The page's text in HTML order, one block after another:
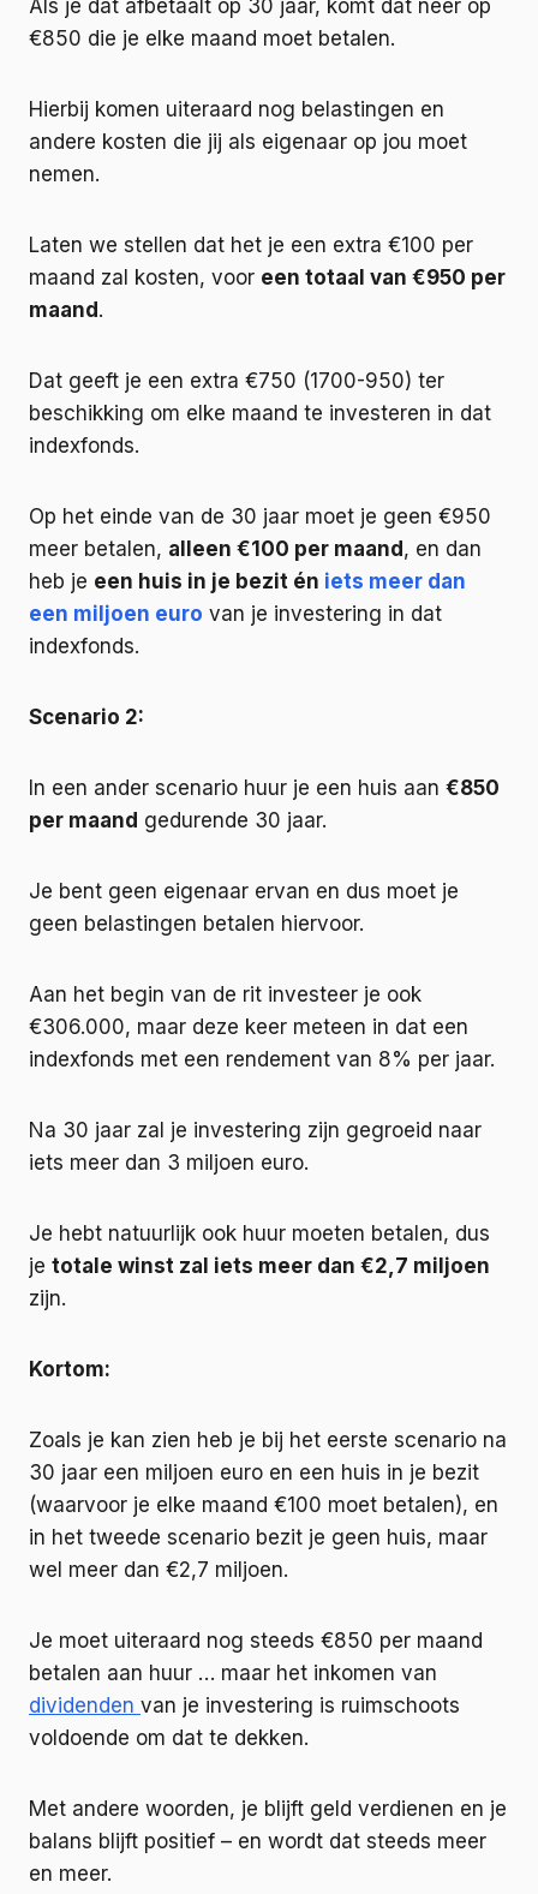
Als je dat afbetaalt op 30 jaar, komt dat neer op
€850 die je elke maand moet betalen.
Hierbij komen uiteraard nog belastingen en
andere kosten die jij als eigenaar op jou moet
nemen.
Laten we stellen dat het je een extra €100 per
maand zal kosten, voor een totaal van €950 per
maand .
Dat geeft je een extra €750 (1700-950) ter
beschikking om elke maand te investeren in dat
indexfonds.
Op het einde van de 30 jaar moet je geen €950
meer betalen, alleen €100 per maand , en dan
heb je een huis in je bezit én iets meer dan
een miljoen euro van je investering in dat
indexfonds.
Scenario 2:
In een ander scenario huur je een huis aan €850
per maand gedurende 30 jaar.
Je bent geen eigenaar ervan en dus moet je
geen belastingen betalen hiervoor.
Aan het begin van de rit investeer je ook
€306.000, maar deze keer meteen in dat een
indexfonds met een rendement van 8% per jaar.
Na 30 jaar zal je investering zijn gegroeid naar
iets meer dan 3 miljoen euro.
Je hebt natuurlijk ook huur moeten betalen, dus
je totale winst zal iets meer dan €2,7 miljoen
zijn.
Kortom:
Zoals je kan zien heb je bij het eerste scenario na
30 jaar een miljoen euro en een huis in je bezit
(waarvoor je elke maand €100 moet betalen), en
in het tweede scenario bezit je geen huis, maar
wel meer dan €2,7 miljoen.
Je moet uiteraard nog steeds €850 per maand
betalen aan huur … maar het inkomen van
dividenden van je investering is ruimschoots
voldoende om dat te dekken.
Met andere woorden, je blijft geld verdienen en je
balans blijft positief – en wordt dat steeds meer
en meer.